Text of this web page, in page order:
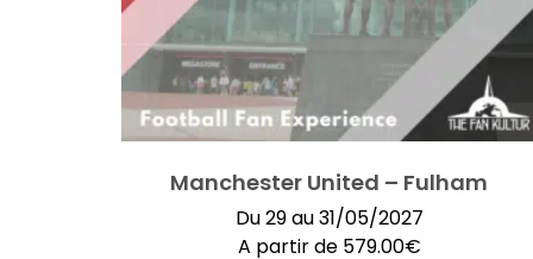
Manchester United – Fulham
Du 29 au 31/05/2027
A partir de 579.00€